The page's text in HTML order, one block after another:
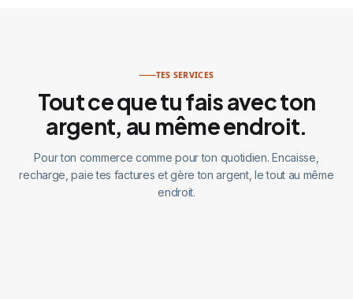
TES SERVICES
Tout ce que tu fais avec ton
argent, au même endroit.
Pour ton commerce comme pour ton quotidien. Encaisse,
recharge, paie tes factures et gère ton argent, le tout au même
endroit.